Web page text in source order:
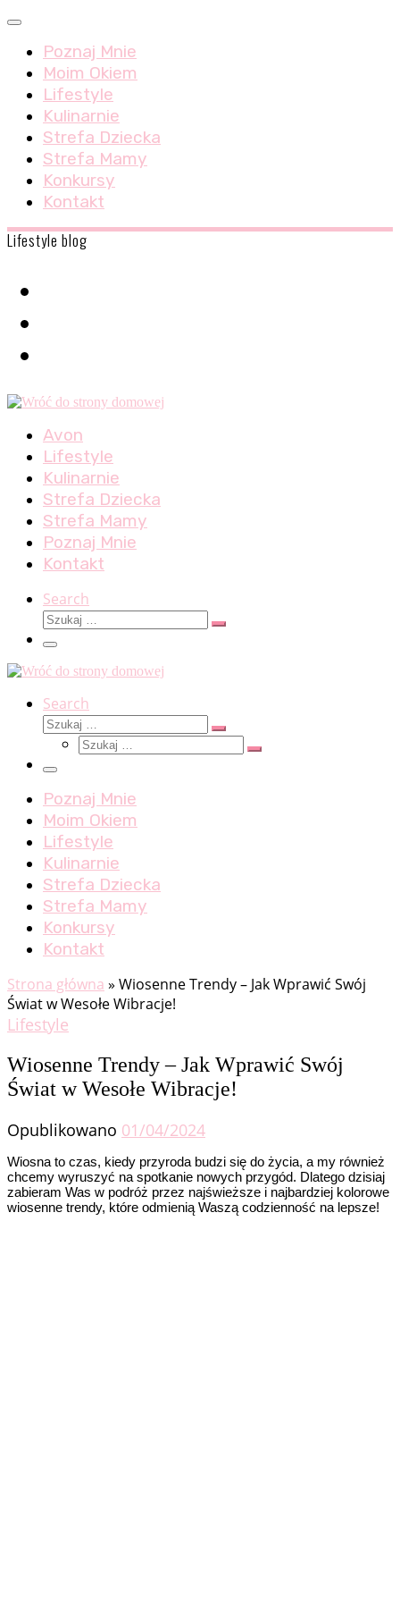
Skip
content
Menu
Poznaj Mnie
Moim Okiem
Lifestyle
Kulinarnie
Strefa Dziecka
Strefa Mamy
Konkursy
Kontakt
Lifestyle blog
Avon
Lifestyle
Kulinarnie
Strefa Dziecka
Strefa Mamy
Poznaj Mnie
Kontakt
Search
Szukaj
Szukaj
Menu
Search
Szukaj
Szukaj
Szukaj
Szukaj
Menu
Poznaj Mnie
Moim Okiem
Lifestyle
Kulinarnie
Strefa Dziecka
Strefa Mamy
Konkursy
Kontakt
Strona główna » Wiosenne Trendy – Jak Wprawić Swój
Świat w Wesołe Wibracje!
Lifestyle
Wiosenne Trendy – Jak Wprawić Swój
Świat w Wesołe Wibracje!
Opublikowano 01/04/2024
Wiosna to czas, kiedy przyroda budzi się do życia, a my również
chcemy wyruszyć na spotkanie nowych przygód. Dlatego dzisiaj
zabieram Was w podróż przez najświeższe i najbardziej kolorowe
wiosenne trendy, które odmienią Waszą codzienność na lepsze!